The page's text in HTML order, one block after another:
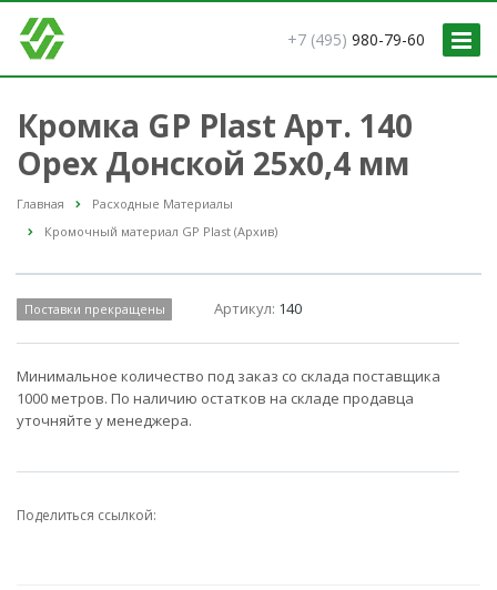
+7 (495) 980-79-60
Кромка GP Plast Арт. 140
Орех Донской 25x0,4 мм
Главная
Расходные Материалы
Кромочный материал GP Plast (Архив)
Поставки прекращены Артикул: 140
Минимальное количество под заказ со склада поставщика
1000 метров. По наличию остатков на складе продавца
уточняйте у менеджера.
Поделиться ссылкой: